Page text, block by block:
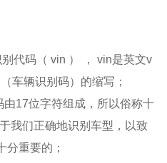
代码（ vin ） ， vin是英文v
车辆识别码）的缩写；
17位字符组成，所以俗称十
我们正确地识别车型，以致
分重要的；